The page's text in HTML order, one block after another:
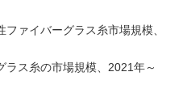
ァイバーグラス糸市場規模、
ス糸の市場規模、2021年～